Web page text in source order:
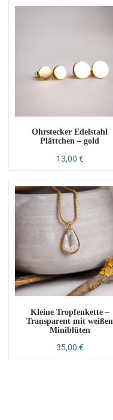
Ohrstecker Edelstahl
Plättchen – gold
13,00 €
Kleine Tropfenkette –
Transparent mit weißen
Miniblüten
35,00 €